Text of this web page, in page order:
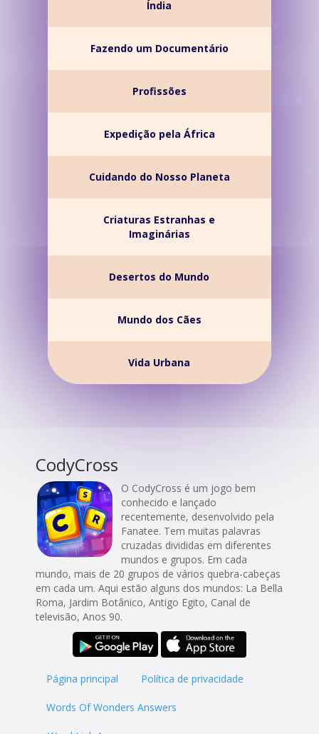
Índia
Fazendo um Documentário
Profissões
Expedição pela África
Cuidando do Nosso Planeta
Criaturas Estranhas e
Imaginárias
Desertos do Mundo
Mundo dos Cães
Vida Urbana
CodyCross
O CodyCross é um jogo bem
conhecido e lançado
recentemente, desenvolvido pela
Fanatee. Tem muitas palavras
cruzadas divididas em diferentes
mundos e grupos. Em cada
mundo, mais de 20 grupos de vários quebra-cabeças
em cada um. Aqui estão alguns dos mundos: La Bella
Roma, Jardim Botânico, Antigo Egito, Canal de
televisão, Anos 90.
Página principal Política de privacidade
Words Of Wonders Answers